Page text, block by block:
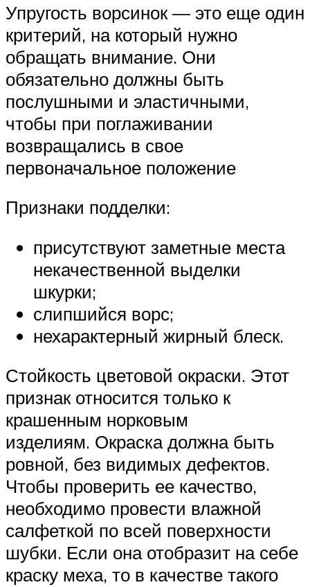
Упругость ворсинок — это еще один
критерий, на который нужно
обращать внимание. Они
обязательно должны быть
послушными и эластичными,
чтобы при поглаживании
возвращались в свое
первоначальное положение
Признаки подделки:
присутствуют заметные места
некачественной выделки
шкурки;
слипшийся ворс;
нехарактерный жирный блеск.
Стойкость цветовой окраски. Этот
признак относится только к
крашенным норковым
изделиям. Окраска должна быть
ровной, без видимых дефектов.
Чтобы проверить ее качество,
необходимо провести влажной
салфеткой по всей поверхности
шубки. Если она отобразит на себе
краску меха, то в качестве такого